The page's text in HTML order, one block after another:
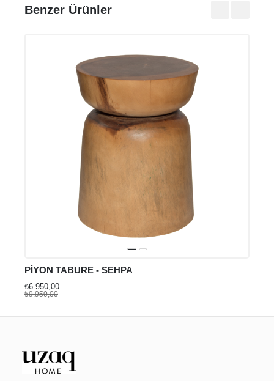
Benzer Ürünler
PİYON TABURE - SEHPA
₺6.950,00
₺9.950,00